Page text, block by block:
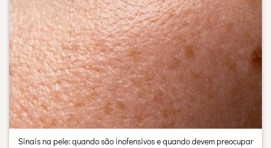
Sinais na pele: quando são inofensivos e quando devem preocupar